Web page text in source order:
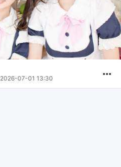
2026-07-01 13:30